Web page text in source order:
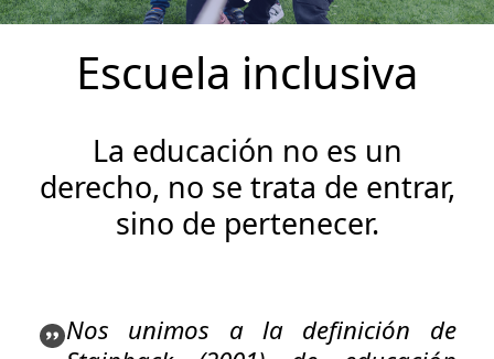
Escuela inclusiva
La educación no es un
derecho, no se trata de entrar,
sino de pertenecer.
Nos unimos a la definición de